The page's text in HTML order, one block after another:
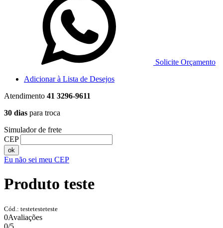
Solicite Orçamento
Adicionar à Lista de Desejos
Atendimento 41 3296-9611
30 dias para troca
Simulador de frete
CEP
ok
Eu não sei meu CEP
Produto teste
Cód.: testetesteteste
0Avaliações
0/5